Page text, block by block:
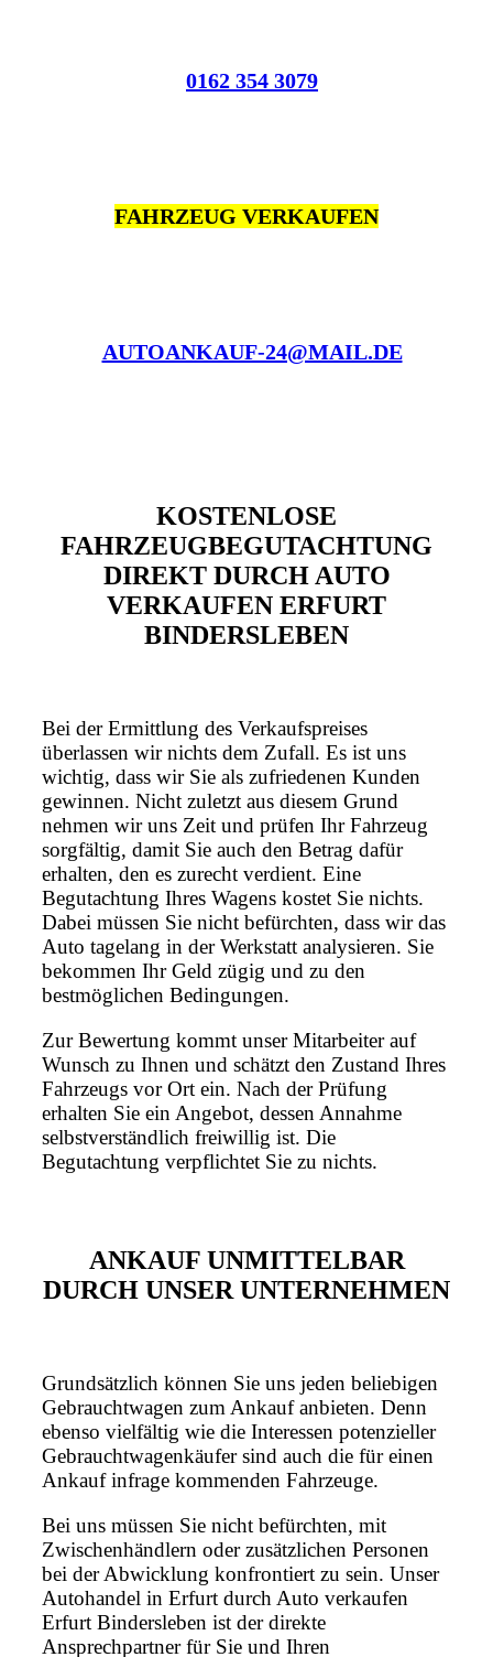
0162 354 3079
FAHRZEUG VERKAUFEN
AUTOANKAUF-24@MAIL.DE
KOSTENLOSE
FAHRZEUGBEGUTACHTUNG
DIREKT DURCH AUTO
VERKAUFEN ERFURT
BINDERSLEBEN
Bei der Ermittlung des Verkaufspreises
überlassen wir nichts dem Zufall. Es ist uns
wichtig, dass wir Sie als zufriedenen Kunden
gewinnen. Nicht zuletzt aus diesem Grund
nehmen wir uns Zeit und prüfen Ihr Fahrzeug
sorgfältig, damit Sie auch den Betrag dafür
erhalten, den es zurecht verdient. Eine
Begutachtung Ihres Wagens kostet Sie nichts.
Dabei müssen Sie nicht befürchten, dass wir das
Auto tagelang in der Werkstatt analysieren. Sie
bekommen Ihr Geld zügig und zu den
bestmöglichen Bedingungen.
Zur Bewertung kommt unser Mitarbeiter auf
Wunsch zu Ihnen und schätzt den Zustand Ihres
Fahrzeugs vor Ort ein. Nach der Prüfung
erhalten Sie ein Angebot, dessen Annahme
selbstverständlich freiwillig ist. Die
Begutachtung verpflichtet Sie zu nichts.
ANKAUF UNMITTELBAR
DURCH UNSER UNTERNEHMEN
Grundsätzlich können Sie uns jeden beliebigen
Gebrauchtwagen zum Ankauf anbieten. Denn
ebenso vielfältig wie die Interessen potenzieller
Gebrauchtwagenkäufer sind auch die für einen
Ankauf infrage kommenden Fahrzeuge.
Bei uns müssen Sie nicht befürchten, mit
Zwischenhändlern oder zusätzlichen Personen
bei der Abwicklung konfrontiert zu sein. Unser
Autohandel in Erfurt durch Auto verkaufen
Erfurt Bindersleben ist der direkte
Ansprechpartner für Sie und Ihren